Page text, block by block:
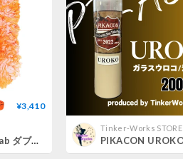
¥3,410
CARPRO DabDab ダブダブ 洗車ミット
Tinker-Works STORE